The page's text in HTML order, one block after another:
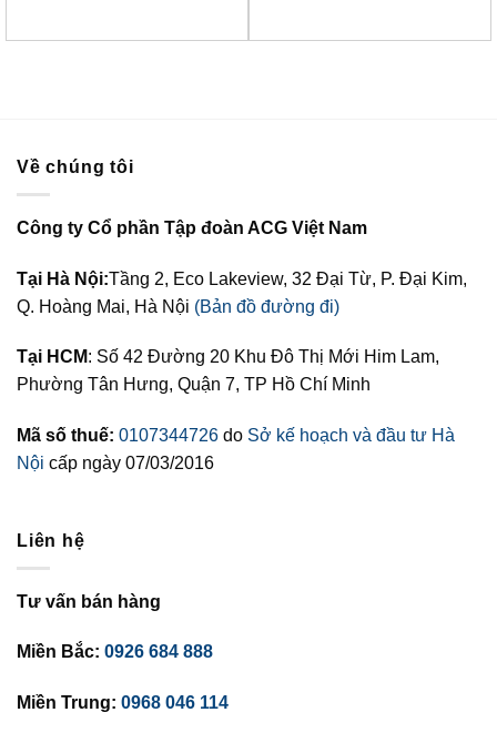
1,990,000 ₫.là:
1,799,000 ₫.là:
Về chúng tôi
Công ty Cổ phần Tập đoàn ACG Việt Nam
Tại Hà Nội:Tầng 2, Eco Lakeview, 32 Đại Từ, P. Đại Kim,
Q. Hoàng Mai, Hà Nội (Bản đồ đường đi)
Tại HCM: Số 42 Đường 20 Khu Đô Thị Mới Him Lam,
Phường Tân Hưng, Quận 7, TP Hồ Chí Minh
Mã số thuế: 0107344726 do Sở kế hoạch và đầu tư Hà
Nội cấp ngày 07/03/2016
Liên hệ
Tư vấn bán hàng
Miền Bắc: 0926 684 888
Miền Trung: 0968 046 114